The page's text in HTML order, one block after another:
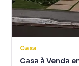
Casa
Casa à Venda